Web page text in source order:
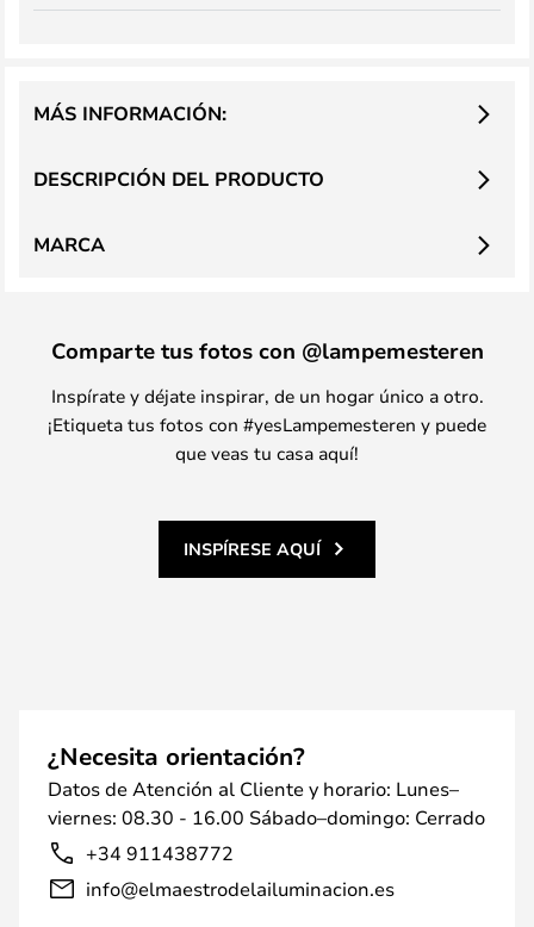
DESCRIPCIÓN DEL PRODUCTO
MÁS INFORMACIÓN:
MARCA
Comparte tus fotos con @lampemesteren
Inspírate y déjate inspirar, de un hogar único a otro.
¡Etiqueta tus fotos con #yesLampemesteren y puede
que veas tu casa aquí!
INSPÍRESE AQUÍ
¿Necesita orientación?
Datos de Atención al Cliente y horario: Lunes–
viernes: 08.30 - 16.00 Sábado–domingo: Cerrado
+34 911438772
info@elmaestrodelailuminacion.es